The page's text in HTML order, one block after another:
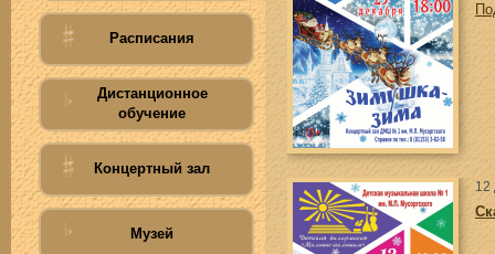
Расписания
Дистанционное
обучение
Концертный зал
Музей
12